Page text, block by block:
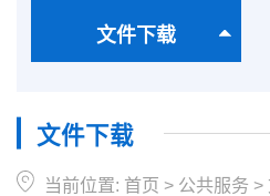
文件下载
文件下载
当前位置: 首页 > 公共服务 >